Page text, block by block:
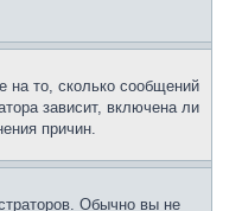
на то, сколько сообщений
зависит, включена ли
причин.
Обычно вы не